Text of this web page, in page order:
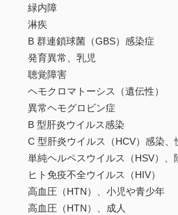
緑内障
淋疾
B 群連鎖球菌（GBS）感染症
発育異常、乳児
聴覚障害
ヘモクロマトーシス（遺伝性）
異常ヘモグロビン症
B 型肝炎ウイルス感染
C 型肝炎ウイルス（HCV）感染、
単純ヘルペスウイルス（HSV）、
ヒト免疫不全ウイルス（HIV）
高血圧（HTN）、小児や青少年
高血圧（HTN）、成人